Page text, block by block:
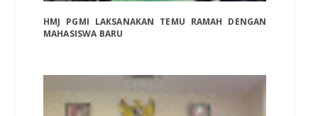
HMJ PGMI LAKSANAKAN TEMU RAMAH DENGAN
MAHASISWA BARU